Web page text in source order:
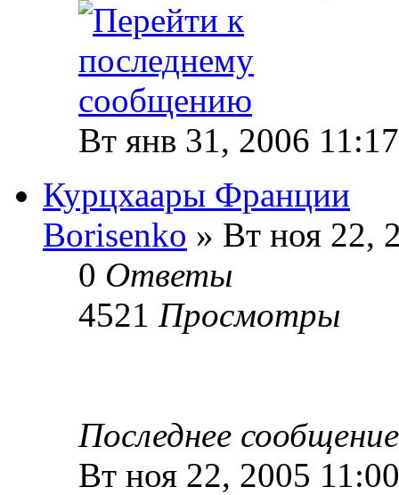
Вт янв 31, 2006
Курцхаары Франции
Borisenko » Вт ноя 22,
0 Ответы
4521 Просмотры
Последнее
Вт ноя 22, 2005